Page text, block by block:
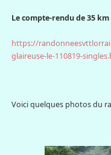
Le compte-rendu de 35
https://
glaireuse-le-110819-
Voici quelques photos du